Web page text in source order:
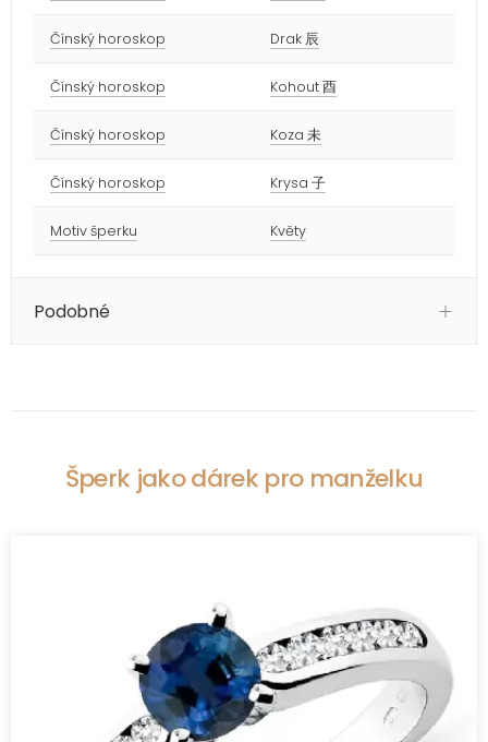
Čínský horoskop Drak 辰
Čínský horoskop Kohout 酉
Čínský horoskop Koza 未
Čínský horoskop Krysa 子
Motiv šperku Květy
Podobné
Šperk jako dárek pro manželku